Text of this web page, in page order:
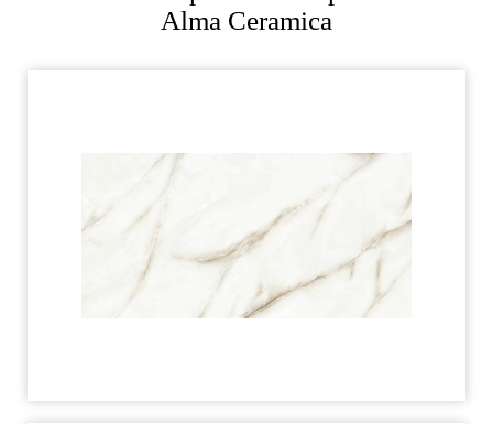
Alma Ceramica